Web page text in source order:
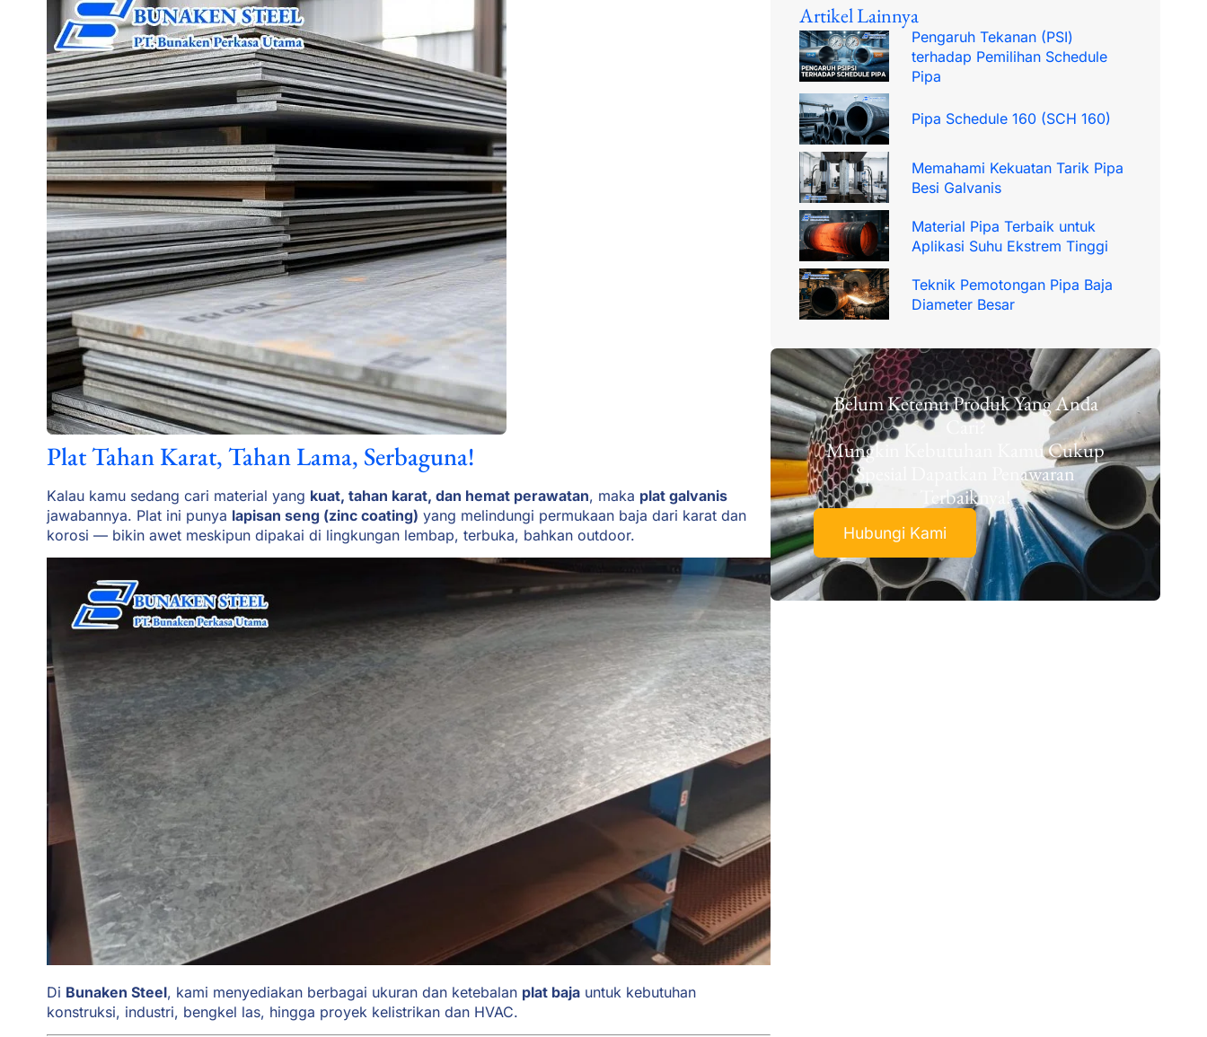
Plat Tahan Karat, Tahan Lama, Serbaguna!
Kalau kamu sedang cari material yang kuat, tahan karat, dan hemat perawatan, maka plat galvanis
jawabannya. Plat ini punya lapisan seng (zinc coating) yang melindungi permukaan baja dari karat dan
korosi — bikin awet meskipun dipakai di lingkungan lembap, terbuka, bahkan outdoor.
Di Bunaken Steel, kami menyediakan berbagai ukuran dan ketebalan plat baja untuk kebutuhan
konstruksi, industri, bengkel las, hingga proyek kelistrikan dan HVAC.
Artikel Lainnya
Pengaruh Tekanan (PSI)
terhadap Pemilihan Schedule
Pipa
Pipa Schedule 160 (SCH 160)
Memahami Kekuatan Tarik Pipa
Besi Galvanis
Material Pipa Terbaik untuk
Aplikasi Suhu Ekstrem Tinggi
Teknik Pemotongan Pipa Baja
Diameter Besar
Belum Ketemu Produk Yang Anda
Cari?
Mungkin Kebutuhan Kamu Cukup
Spesial Dapatkan Penawaran
Terbaiknya!
Hubungi Kami